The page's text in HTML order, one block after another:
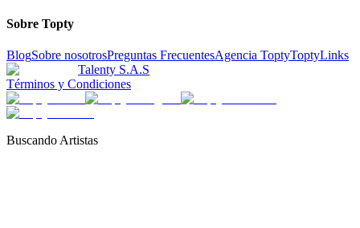
Sobre Topty
BlogSobre nosotrosPreguntas FrecuentesAgencia ToptyToptyLinks
Talenty S.A.S
Términos y Condiciones
Buscando Artistas